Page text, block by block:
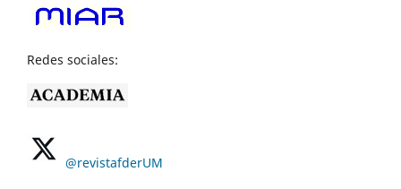
Redes sociales:
@revistafderUM